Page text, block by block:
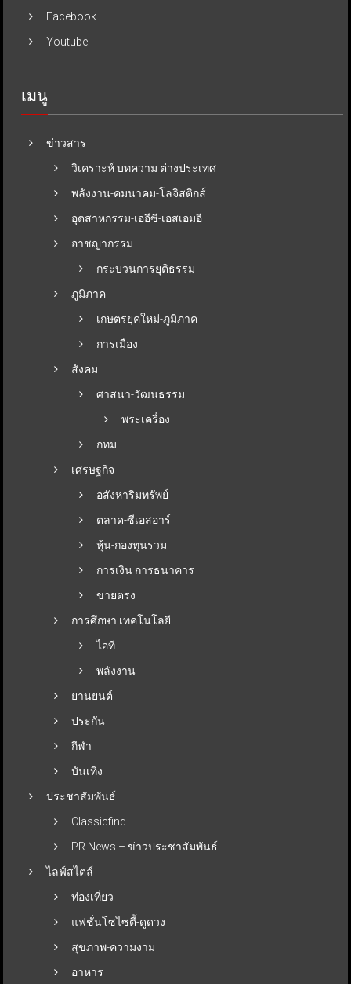
Facebook
Youtube
เมนู
ข่าวสาร
วิเคราะห์ บทความ ต่างประเทศ
พลังงาน-คมนาคม-โลจิสติกส์
อุตสาหกรรม-เออีซี-เอสเอมอี
อาชญากรรม
กระบวนการยุติธรรม
ภูมิภาค
เกษตรยุคใหม่-ภูมิภาค
การเมือง
สังคม
ศาสนา-วัฒนธรรม
พระเครื่อง
กทม
เศรษฐกิจ
อสังหาริมทรัพย์
ตลาด-ซีเอสอาร์
หุ้น-กองทุนรวม
การเงิน การธนาคาร
ขายตรง
การศึกษา เทคโนโลยี
ไอที
พลังงาน
ยานยนต์
ประกัน
กีฬา
บันเทิง
ประชาสัมพันธ์
Classicfind
PR News – ข่าวประชาสัมพันธ์
ไลฟ์สไตล์
ท่องเที่ยว
แฟชั่นโซไซตี้-ดูดวง
สุขภาพ-ความงาม
อาหาร